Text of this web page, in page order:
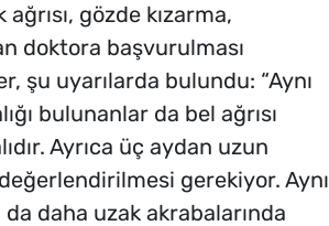
gözde kızarma,
doktora başvurulması
şu uyarılarda bulundu: “Aynı
bulunanlar da bel ağrısı
Ayrıca üç aydan uzun
gerekiyor. Aynı
daha uzak akrabalarında